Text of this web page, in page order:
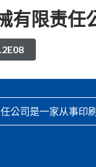
有限责任
公司是一家从事印